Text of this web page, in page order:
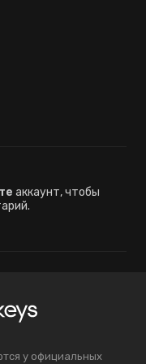
аккаунт, чтобы
у официальных